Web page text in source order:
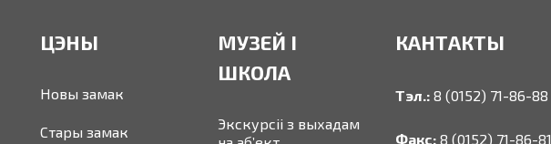
ЦЭНЫ
Новы замак
Стары замак
МУЗЕЙ І
ШКОЛА
Экскурсіі з выхадам
КАНТАКТЫ
Тэл.: 8 (0152) 71-86-88
Факс: 8 (0152) 71-86-81